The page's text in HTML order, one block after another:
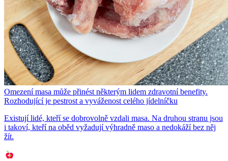
Omezení masa může přinést některým lidem zdravotní benefity.
Rozhodující je pestrost a vyváženost celého jídelníčku
Existují lidé, kteří se dobrovolně vzdali masa. Na druhou stranu jsou
i takoví, kteří na oběd vyžadují výhradně maso a nedokáží bez něj
žít.